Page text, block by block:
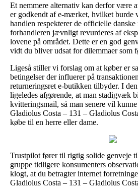
Et nemmere alternativ kan derfor være
er godkendt af e-mærket, hvilket burde
handlen respekterer de officielle
forhandleren jævnligt revurderes af
lovene på området. Dette er en god
vidt du bliver udsat for dilemmaer som
Ligeså stiller vi forslag om at køber er
betingelser der influerer på
returneringsret e-butikken tilbyder. I
ligeledes afgørende, at man stadigvæk
kvitteringsmail, så man senere vil
Gladiolus Costa – 131 – Gladiolus
købe til en herre eller dame.
Trustpilot fører til rigtig solide genveje
gruppe tidligere konsumenters
klogt, at du betragter internet
Gladiolus Costa – 131 – Gladiolus